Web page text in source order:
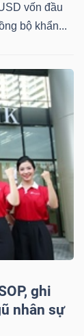
vốn đầu
bộ khẩn...
ghi
nhân sự